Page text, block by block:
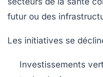
futur ou des
Les initiatives se
Investissements